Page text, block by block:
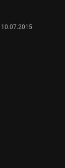
10.07.2015